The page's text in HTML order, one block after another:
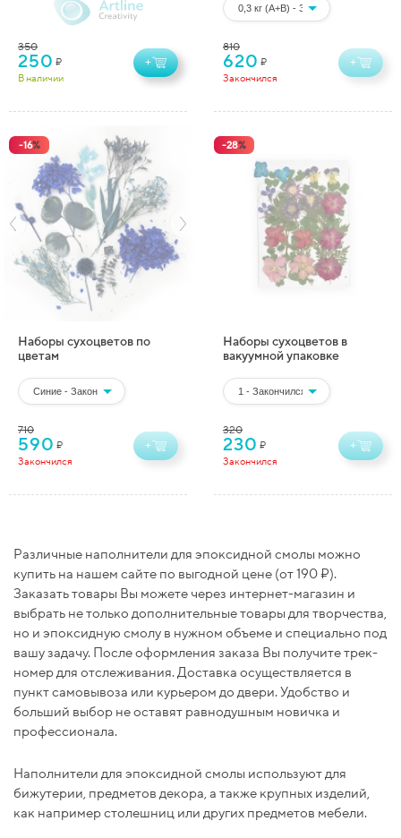
350
250 ₽
В наличии
+
810
620 ₽
Закончился
+
-16%
Наборы сухоцветов по
цветам
710
590 ₽
Закончился
+
-28%
Наборы сухоцветов в
вакуумной упаковке
320
230 ₽
Закончился
+
Различные наполнители для эпоксидной смолы можно
купить на нашем сайте по выгодной цене (от 190 ₽).
Заказать товары Вы можете через интернет-магазин и
выбрать не только дополнительные товары для творчества,
но и эпоксидную смолу в нужном объеме и специально под
вашу задачу. После оформления заказа Вы получите трек-
номер для отслеживания. Доставка осуществляется в
пункт самовывоза или курьером до двери. Удобство и
больший выбор не оставят равнодушным новичка и
профессионала.
Наполнители для эпоксидной смолы используют для
бижутерии, предметов декора, а также крупных изделий,
как например столешниц или других предметов мебели.